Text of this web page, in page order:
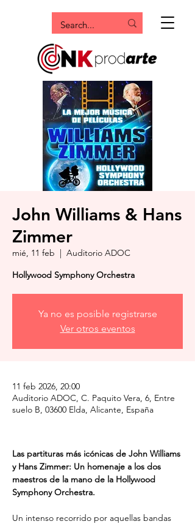
John Williams & Hans
Zimmer
mié, 11 feb
  |
Auditorio ADOC
Hollywood Symphony Orchestra
Ya no es posible registrarse
Ver otros eventos
11 feb 2026, 20:00
Auditorio ADOC, C. Paquito Vera, 6, Entre
suelo B, 03600 Elda, Alicante, España
Las partituras más icónicas de John Williams
y Hans Zimmer: Un homenaje a los dos
maestros de la mano de la Hollywood
Symphony Orchestra.
Un intenso recorrido por aquellas bandas